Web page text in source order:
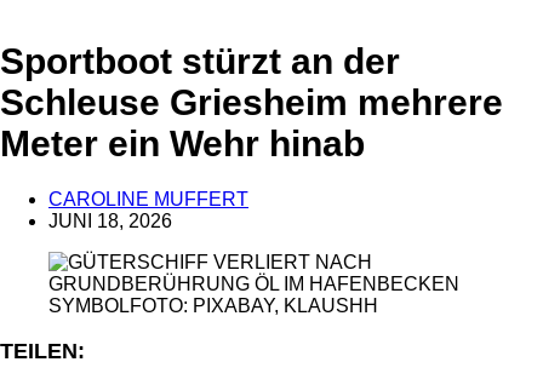
Sportboot stürzt an der
Schleuse Griesheim mehrere
Meter ein Wehr hinab
CAROLINE MUFFERT
JUNI 18, 2026
SYMBOLFOTO: PIXABAY, KLAUSHH
TEILEN: